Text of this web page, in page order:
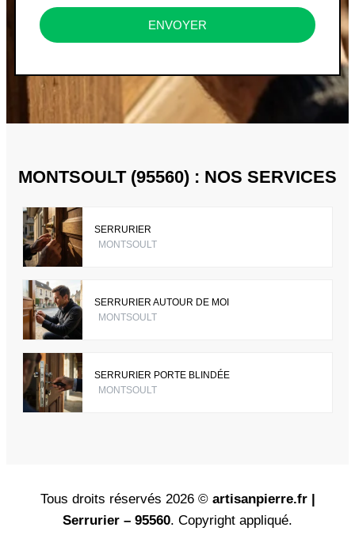
ENVOYER
MONTSOULT (95560) : NOS SERVICES
SERRURIER
MONTSOULT
SERRURIER AUTOUR DE MOI
MONTSOULT
SERRURIER PORTE BLINDÉE
MONTSOULT
Tous droits réservés 2026 © artisanpierre.fr |
Serrurier – 95560. Copyright appliqué.